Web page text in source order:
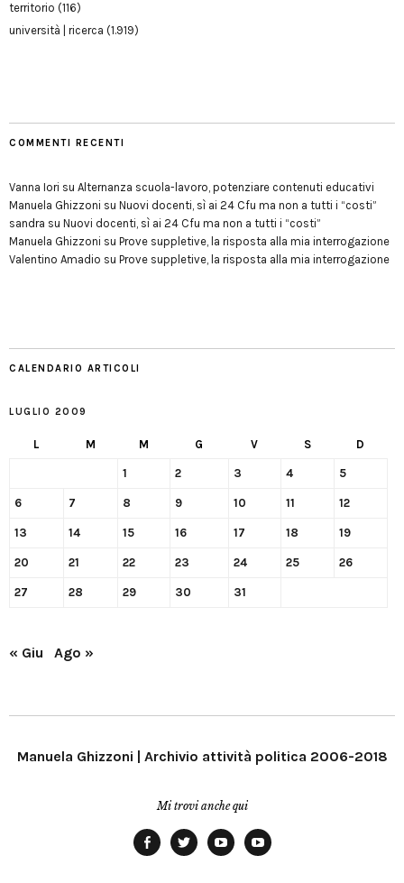
territorio (116)
università | ricerca (1.919)
COMMENTI RECENTI
Vanna Iori su Alternanza scuola-lavoro, potenziare contenuti educativi
Manuela Ghizzoni su Nuovi docenti, sì ai 24 Cfu ma non a tutti i “costi”
sandra su Nuovi docenti, sì ai 24 Cfu ma non a tutti i “costi”
Manuela Ghizzoni su Prove suppletive, la risposta alla mia interrogazione
Valentino Amadio su Prove suppletive, la risposta alla mia interrogazione
CALENDARIO ARTICOLI
LUGLIO 2009
L M M G V S D
1 2 3 4 5
6 7 8 9 10 11 12
13 14 15 16 17 18 19
20 21 22 23 24 25 26
27 28 29 30 31
« Giu Ago »
Manuela Ghizzoni | Archivio attività politica 2006-2018
Mi trovi anche qui